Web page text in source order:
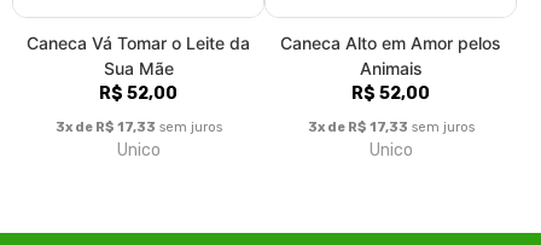
Caneca Vá Tomar o Leite da
Sua Mãe
R$ 52,00
3x de R$ 17,33 sem juros
Unico
Caneca Alto em Amor pelos
Animais
R$ 52,00
3x de R$ 17,33 sem juros
Unico